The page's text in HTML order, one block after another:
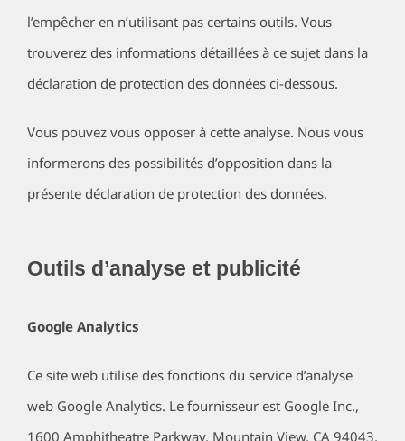
l’empêcher en n’utilisant pas certains outils. Vous
trouverez des informations détaillées à ce sujet dans la
déclaration de protection des données ci-dessous.
Vous pouvez vous opposer à cette analyse. Nous vous
informerons des possibilités d’opposition dans la
présente déclaration de protection des données.
Outils d’analyse et publicité
Google Analytics
Ce site web utilise des fonctions du service d’analyse
web Google Analytics. Le fournisseur est Google Inc.,
1600 Amphitheatre Parkway, Mountain View, CA 94043,